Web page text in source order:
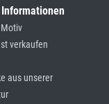
Motiv
verkaufen
aus unserer